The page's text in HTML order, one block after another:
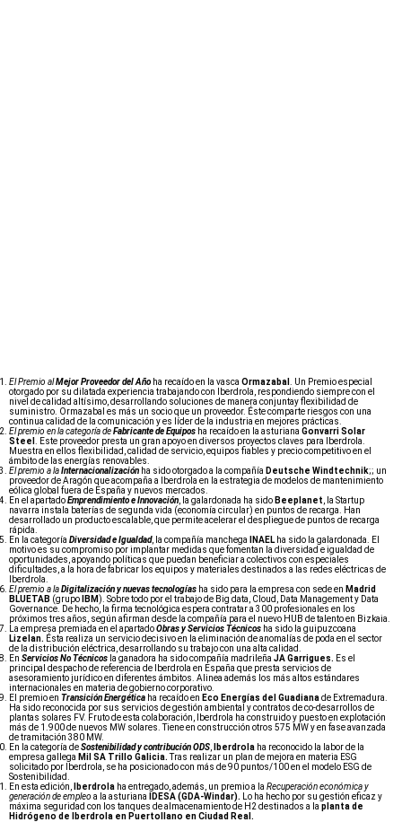
El Premio alMejor Proveedor del Añoha recaído en la vasca Ormazabal
. Un Premio especial
otorgado por su dilatada experiencia trabajando con Iberdrola, respondiendo siempre con el
nivel de calidad altísimo, desarrollando soluciones de manera conjuntay flexibilidad de
suministro. Ormazabal es más un socio que un proveedor. Éste comparte riesgos con una
continua calidad de la comunicación y es líder de la industria en mejores prácticas.
El premio en la categoría deFabricante de Equipos ha recaído en la asturiana Gonvarri Solar
Steel
. Este proveedor presta un gran apoyo en diversos proyectos claves para Iberdrola.
Muestra en ellos flexibilidad, calidad de servicio, equipos fiables y precio competitivo en el
ámbito de las energías renovables.
El premio a laInternacionalización ha sido otorgado a la compañía Deutsche Windtechnik;; un
proveedor de Aragón que acompaña a Iberdrola en la estrategia de modelos de mantenimiento
eólica global fuera de España y nuevos mercados.
En el apartadoEmprendimiento e Innovación , la galardonada ha sido Beeplanet , la Startup
navarra instala baterías de segunda vida (economía circular) en puntos de recarga. Han
desarrollado un producto escalable, que permite acelerar el despliegue de puntos de recarga
rápida.
En la categoría Diversidad e Igualdad, la compañía manchega INAEL ha sido la galardonada. El
motivo es su compromiso por implantar medidas que fomentan la diversidad e igualdad de
oportunidades, apoyando políticas que puedan beneficiar a colectivos con especiales
dificultades, a la hora de fabricar los equipos y materiales destinados a las redes eléctricas de
Iberdrola.
El premio a laDigitalización y nuevas tecnologías ha sido para la empresa con sede en Madrid
BLUETAB (grupo IBM ). Sobre todo por el trabajo de Big data, Cloud, Data Management y Data
Governance. De hecho, la firma tecnológica espera contratar a 300 profesionales en los
próximos tres años, según afirman desde la compañía para el nuevo HUB de talento en Bizkaia.
La empresa premiada en el apartadoObras y Servicios Técnicos ha sido la guipuzcoana
Lizelan. Ésta realiza un servicio decisivo en la eliminación de anomalías de poda en el sector
de la distribución eléctrica, desarrollando su trabajo con una alta calidad.
En Servicios No Técnicos la ganadora ha sido compañía madrileña JA Garrigues. Es el
principal despacho de referencia de Iberdrola en España que presta servicios de
asesoramiento jurídico en diferentes ámbitos. Alinea además los más altos estándares
internacionales en materia de gobierno corporativo.
El premio en Transición Energética ha recaído en Eco Energías del Guadianade Extremadura.
Ha sido reconocida por sus servicios de gestión ambiental y contratos de co-desarrollos de
plantas solares FV. Fruto de esta colaboración, Iberdrola ha construido y puesto en explotación
más de 1.900 de nuevos MW solares. Tiene en construcción otros 575 MW y en fase avanzada
de tramitación 380 MW.
En la categoría deSostenibilidad y contribución ODS Iberdrola ha reconocido la labor de la
empresa gallega Mil SA Trillo Galicia.Tras realizar un plan de mejora en materia ESG
solicitado por Iberdrola, se ha posicionado con más de 90 puntos/100 en el modelo ESG de
Sostenibilidad.
En esta edición,
Iberdrola ha entregado, además, un premio a la Recuperación económica y
generación de empleo a la asturiana IDESA (GDA-Windar). Lo ha hecho por su gestión eficaz y
máxima seguridad con los tanques de almacenamiento de H2 destinados a la planta de
Hidrógeno de Iberdrola en Puertollano en Ciudad Real.